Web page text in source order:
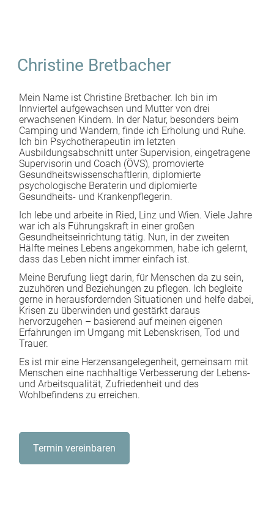
Christine Bretbacher
Mein Name ist Christine Bretbacher. Ich bin im
Innviertel aufgewachsen und Mutter von drei
erwachsenen Kindern. In der Natur, besonders beim
Camping und Wandern, finde ich Erholung und Ruhe.
Ich bin Psychotherapeutin im letzten
Ausbildungsabschnitt unter Supervision, eingetragene
Supervisorin und Coach (ÖVS), promovierte
Gesundheitswissenschaftlerin, diplomierte
psychologische Beraterin und diplomierte
Gesundheits- und Krankenpflegerin.
Ich lebe und arbeite in Ried, Linz und Wien. Viele Jahre
war ich als Führungskraft in einer großen
Gesundheitseinrichtung tätig. Nun, in der zweiten
Hälfte meines Lebens angekommen, habe ich gelernt,
dass das Leben nicht immer einfach ist.
Meine Berufung liegt darin, für Menschen da zu sein,
zuzuhören und Beziehungen zu pflegen. Ich begleite
gerne in herausfordernden Situationen und helfe dabei,
Krisen zu überwinden und gestärkt daraus
hervorzugehen – basierend auf meinen eigenen
Erfahrungen im Umgang mit Lebenskrisen, Tod und
Trauer.
Es ist mir eine Herzensangelegenheit, gemeinsam mit
Menschen eine nachhaltige Verbesserung der Lebens-
und Arbeitsqualität, Zufriedenheit und des
Wohlbefindens zu erreichen.
Termin vereinbaren